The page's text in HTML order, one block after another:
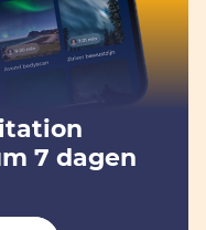
7 dagen